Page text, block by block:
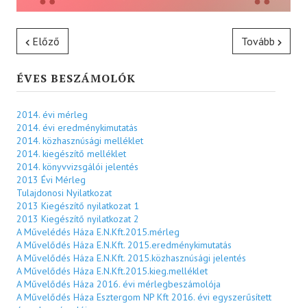
Előző Tovább
ÉVES BESZÁMOLÓK
2014. évi mérleg
2014. évi eredménykimutatás
2014. közhasznúsági melléklet
2014. kiegészítő melléklet
2014. könyvvizsgálói jelentés
2013 Évi Mérleg
Tulajdonosi Nyilatkozat
2013 Kiegészítő nyilatkozat 1
2013 Kiegészítő nyilatkozat 2
A Művelédés Háza E.N.Kft.2015.mérleg
A Művelődés Háza E.N.Kft. 2015.eredménykimutatás
A Művelődés Háza E.N.Kft. 2015.közhasznúsági jelentés
A Művelődés Háza E.N.Kft.2015.kieg.melléklet
A Művelődés Háza 2016. évi mérlegbeszámolója
A Művelődés Háza Esztergom NP Kft 2016. évi egyszerűsített